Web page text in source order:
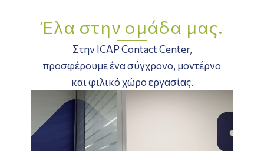
Έλα στην ομάδα μας.
Στην ICAP Contact Center,
προσφέρουμε ένα σύγχρονο, μοντέρνο
και φιλικό χώρο εργασίας.